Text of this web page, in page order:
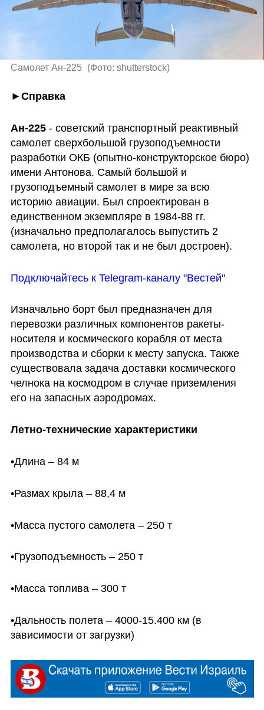
Самолет Ан-225 (Фото: shutterstock)
►Справка
Ан-225 - советский транспортный реактивный
самолет сверхбольшой грузоподъемности
разработки ОКБ (опытно-конструкторское бюро)
имени Антонова. Самый большой и
грузоподъемный самолет в мире за всю
историю авиации. Был спроектирован в
единственном экземпляре в 1984-88 гг.
(изначально предполагалось выпустить 2
самолета, но второй так и не был достроен).
Подключайтесь к Telegram-каналу "Вестей"
Изначально борт был предназначен для
перевозки различных компонентов ракеты-
носителя и космического корабля от места
производства и сборки к месту запуска. Также
существовала задача доставки космического
челнока на космодром в случае приземления
его на запасных аэродромах.
Летно-технические характеристики
•Длина – 84 м
•Размах крыла – 88,4 м
•Масса пустого самолета – 250 т
•Грузоподъемность – 250 т
•Масса топлива – 300 т
•Дальность полета – 4000-15.400 км (в
зависимости от загрузки)